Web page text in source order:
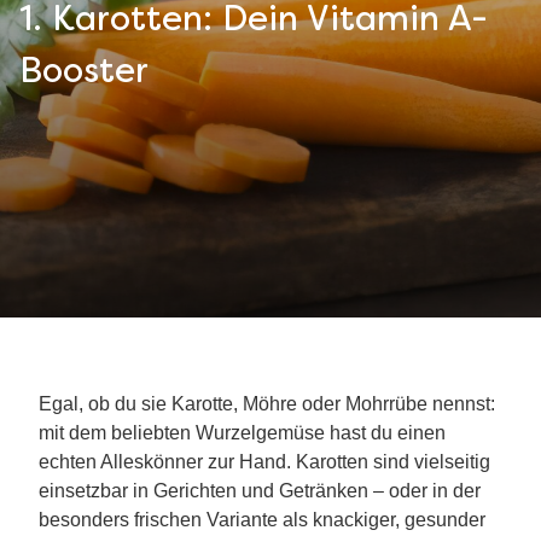
1. Karotten: Dein Vitamin A-
Booster
Egal, ob du sie Karotte, Möhre oder Mohrrübe nennst:
mit dem beliebten Wurzelgemüse hast du einen
echten Alleskönner zur Hand. Karotten sind vielseitig
einsetzbar in Gerichten und Getränken – oder in der
besonders frischen Variante als knackiger, gesunder